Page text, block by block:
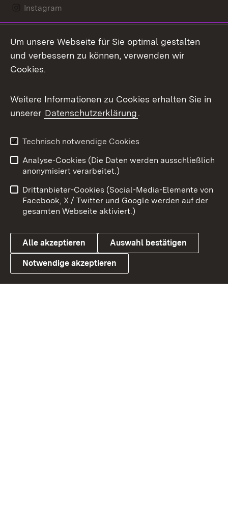
Instagram
Mastodon
Messenger
Social Wall
X / Twitter
Youtube
Link zum Landesportal
Benutzungshinweise
Barrierefreiheit
Datenschutz
Cookies
Um unsere Webseite für Sie optimal gestalten
und verbessern zu können, verwenden wir
Cookies.
Weitere Informationen zu Cookies erhalten Sie in
unserer Datenschutzerklärung.
Technisch notwendige Cookies
Analyse-Cookies (Die Daten werden ausschließlich
anonymisiert verarbeitet.)
Drittanbieter-Cookies (Social-Media-Elemente von
Facebook, X / Twitter und Google werden auf der
gesamten Webseite aktiviert.)
Alle akzeptieren Auswahl bestätigen
Notwendige akzeptieren